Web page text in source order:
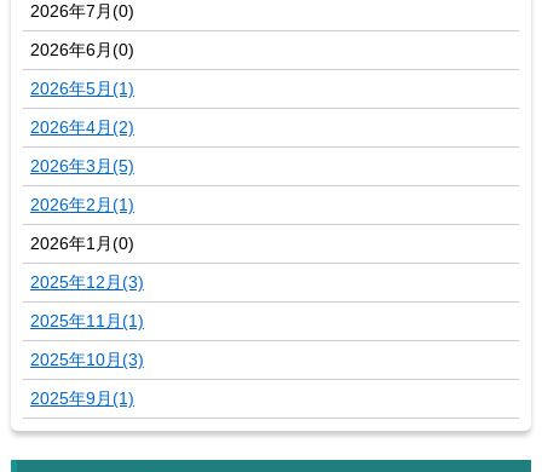
2026年7月(0)
2026年6月(0)
2026年5月(1)
2026年4月(2)
2026年3月(5)
2026年2月(1)
2026年1月(0)
2025年12月(3)
2025年11月(1)
2025年10月(3)
2025年9月(1)